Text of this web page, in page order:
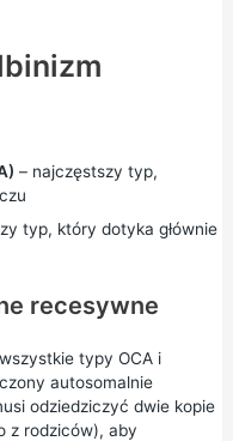
– najczęstszy typ,
typ, który dotyka głównie
recesywne
typy OCA i
autosomalnie
odziedziczyć dwie kopie
z rodziców), aby